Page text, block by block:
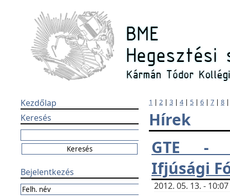
Kezdőlap
Keresés
Bejelentkezés
1 | 2 | 3 | 4| 5 | 6 | 7 | 8
Hírek
GTE -
Ifjúsági
2012. 05. 13. -